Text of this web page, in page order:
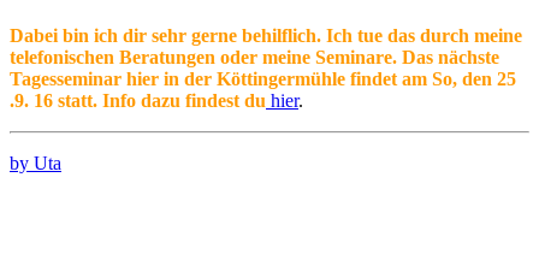
Dabei bin ich dir sehr gerne behilflich. Ich tue das durch meine
telefonischen Beratungen oder meine Seminare. Das nächste
Tagesseminar hier in der Köttingermühle findet am So, den 25
.9. 16 statt. Info dazu findest du hier.
by Uta